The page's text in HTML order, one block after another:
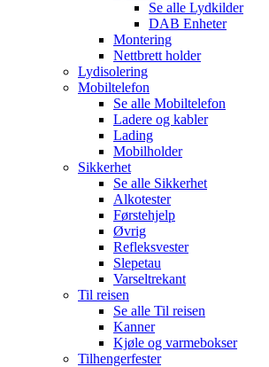
Se alle Lydkilder
DAB Enheter
Montering
Nettbrett holder
Lydisolering
Mobiltelefon
Se alle Mobiltelefon
Ladere og kabler
Lading
Mobilholder
Sikkerhet
Se alle Sikkerhet
Alkotester
Førstehjelp
Øvrig
Refleksvester
Slepetau
Varseltrekant
Til reisen
Se alle Til reisen
Kanner
Kjøle og varmebokser
Tilhengerfester